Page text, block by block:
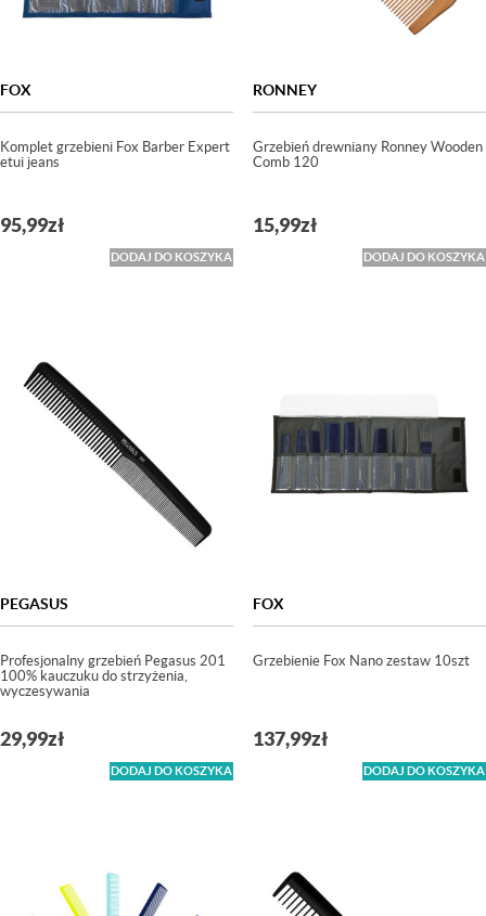
FOX
Komplet grzebieni Fox Barber Expert
etui jeans
95,99zł
DODAJ DO KOSZYKA
RONNEY
Grzebień drewniany Ronney Wooden
Comb 120
15,99zł
DODAJ DO KOSZYKA
PEGASUS
Profesjonalny grzebień Pegasus 201
100% kauczuku do strzyżenia,
wyczesywania
29,99zł
DODAJ DO KOSZYKA
FOX
Grzebienie Fox Nano zestaw 10szt
137,99zł
DODAJ DO KOSZYKA